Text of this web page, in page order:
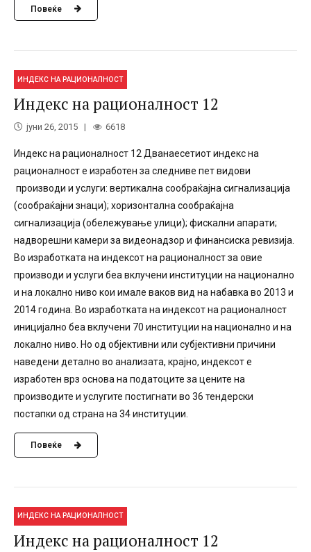
Повеќе
ИНДЕКС НА РАЦИОНАЛНОСТ
Индекс на рационалност 12
јуни 26, 2015 6618
Индекс на рационалност 12 Дванаесетиот индекс на
рационалност е изработен за следниве пет видови
производи и услуги: вертикална сообраќајна сигнализација
(сообраќајни знаци); хоризонтална сообраќајна
сигнализација (обележување улици); фискални апарати;
надворешни камери за видеонадзор и финансиска ревизија.
Во изработката на индексот на рационалност за овие
производи и услуги беа вклучени институции на национално
и на локално ниво кои имале ваков вид на набавка во 2013 и
2014 година. Во изработката на индексот на рационалност
иницијално беа вклучени 70 институции на национално и на
локално ниво. Но од објективни или субјективни причини
наведени детално во анализата, крајно, индексот е
изработен врз основа на податоците за цените на
производите и услугите постигнати во 36 тендерски
постапки од страна на 34 институции.
Повеќе
ИНДЕКС НА РАЦИОНАЛНОСТ
Индекс на рационалност 12